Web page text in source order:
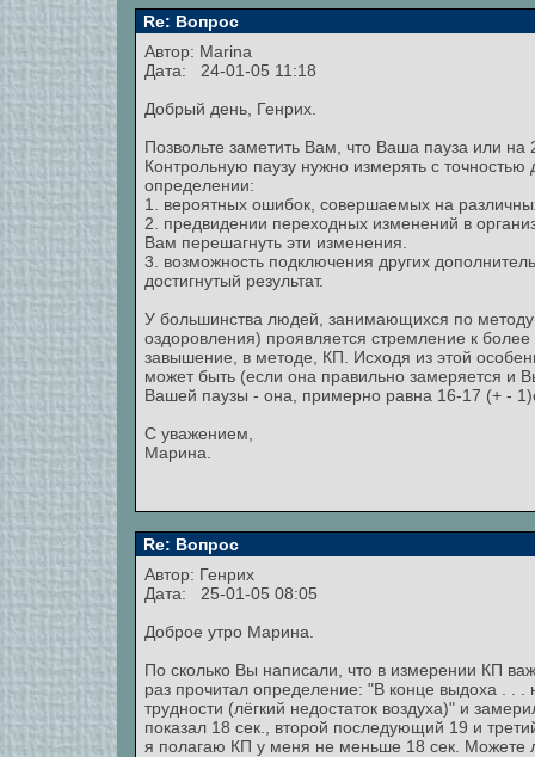
Re: Вопрос
Автор: Marina
Дата: 24-01-05 11:18
Добрый день, Генрих.
Позвольте заметить Вам, что Ваша пауза или
Контрольную паузу нужно измерять с
определении:
1. вероятных ошибок, совершаемых на
2. предвидении переходных изменений в
Вам перешагнуть эти изменения.
3. возможность подключения других
достигнутый результат.
У большинства людей, занимающихся по
оздоровления) проявляется стремление к
завышение, в методе, КП. Исходя из этой
может быть (если она правильно замеряется и
Вашей паузы - она, примерно равна 16-17 (+ -
С уважением,
Марина.
Re: Вопрос
Автор: Генрих
Дата: 25-01-05 08:05
Доброе утро Марина.
По сколько Вы написали, что в измерении КП
раз прочитал определение: "В конце выдоха . .
трудности (лёгкий недостаток воздуха)" и
показал 18 сек., второй последующий 19 и
я полагаю КП у меня не меньше 18 сек. Можете